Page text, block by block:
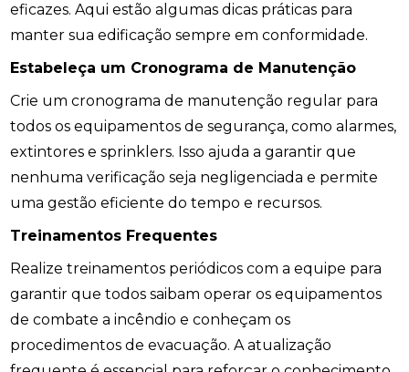
eficazes. Aqui estão algumas dicas práticas para
manter sua edificação sempre em conformidade.
Estabeleça um Cronograma de Manutenção
Crie um cronograma de manutenção regular para
todos os equipamentos de segurança, como alarmes,
extintores e sprinklers. Isso ajuda a garantir que
nenhuma verificação seja negligenciada e permite
uma gestão eficiente do tempo e recursos.
Treinamentos Frequentes
Realize treinamentos periódicos com a equipe para
garantir que todos saibam operar os equipamentos
de combate a incêndio e conheçam os
procedimentos de evacuação. A atualização